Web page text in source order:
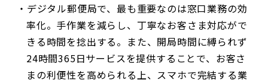
デジタル郵便局で、最も重要なのは窓口業務の効
率化。手作業を減らし、丁寧なお客さま対応がで
きる時間を捻出する。また、開局時間に縛られず
24時間365日サービスを提供することで、お客さ
まの利便性を高められる上、スマホで完結する業